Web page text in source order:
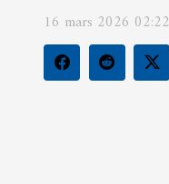
16 mars 2026 02:22